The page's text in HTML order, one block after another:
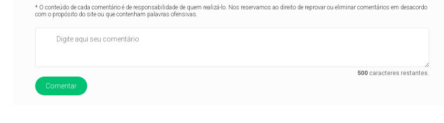
* O conteúdo de cada comentário é de responsabilidade de quem realizá-lo. Nos reservamos ao direito de reprovar ou eliminar comentários em desacordo
com o propósito do site ou que contenham palavras ofensivas.
500caracteres restantes.
Comentar